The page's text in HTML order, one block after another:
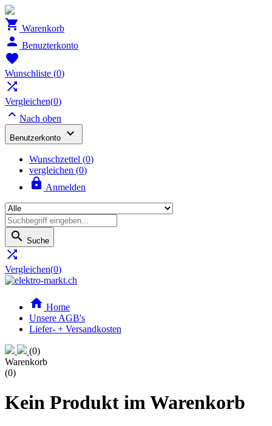
 Warenkorb
 Benuzterkonto

Wunschliste (0)

Vergleichen(0)
 Nach oben
Benutzerkonto 
Wunschzettel (0)
vergleichen (0)
 Anmelden
 Suche

Vergleichen(0)
 Home
Unsere AGB's
Liefer- + Versandkosten
(0)
Warenkorb
(0)
Kein Produkt im Warenkorb